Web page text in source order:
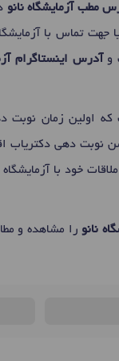
مطب آزمایشگاه نانو
جهت تماس با
و آدرس اینستاگرام
نوبت دهی دکتریاب
خود با
نانو را مشاهده و